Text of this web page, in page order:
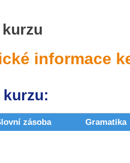
informace
kurzu:
zásoba Gramatika